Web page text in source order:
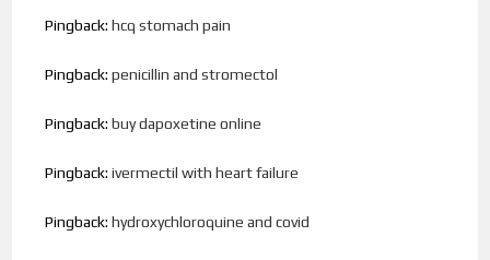
Pingback:hcq stomach pain
Pingback:penicillin and stromectol
Pingback:buy dapoxetine online
Pingback:ivermectil with heart failure
Pingback:hydroxychloroquine and covid